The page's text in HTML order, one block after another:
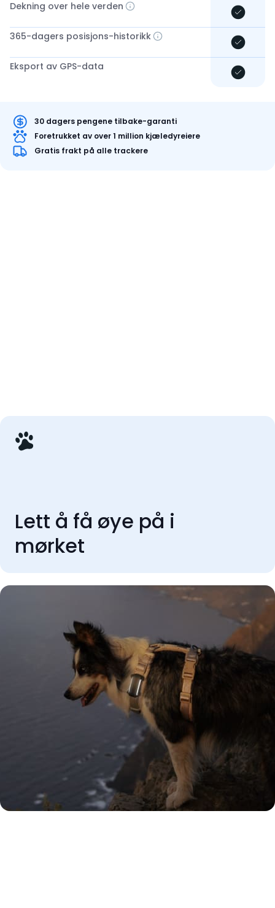
Dekning over hele verden
365-dagers posisjons-historikk
Eksport av GPS-data
30 dagers pengene tilbake-garanti
Foretrukket av over 1 million kjæledyreiere
Gratis frakt på alle trackere
Lett å få øye på i
mørket
Rangert som "utmerket" av
kundene våre